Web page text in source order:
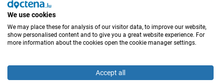
Gynecologist in
Luxembourg
See all →
We use cookies
We may place these for analysis of our visitor data, to improve our website,
show personalised content and to give you a great website experience. For
more information about the cookies open the cookie manager settings.
Accept all